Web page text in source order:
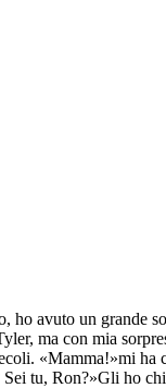
ho avuto un grande
ma con mia
«Mamma!»mi ha
tu, Ron?»Gli ho